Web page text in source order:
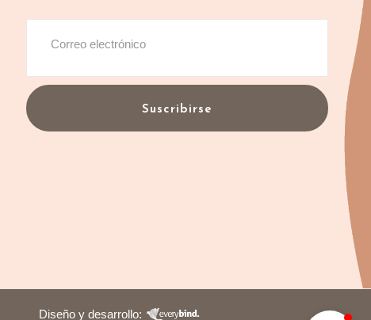
Suscribirse
Diseño y desarrollo: